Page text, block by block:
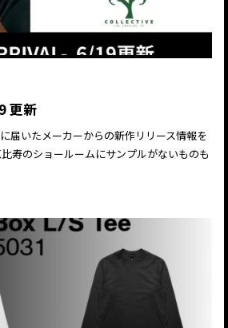
更新
届いたメーカーからの新作リリース情報を
寿のショールームにサンプルがないものも